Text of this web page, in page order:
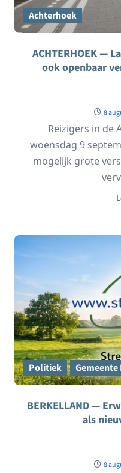
Achterhoek
ACHTERHOEK —
ook openbaar
8
Reizigers in de
woensdag 9
mogelijk grote
Politiek
BERKELLAND —
als
8